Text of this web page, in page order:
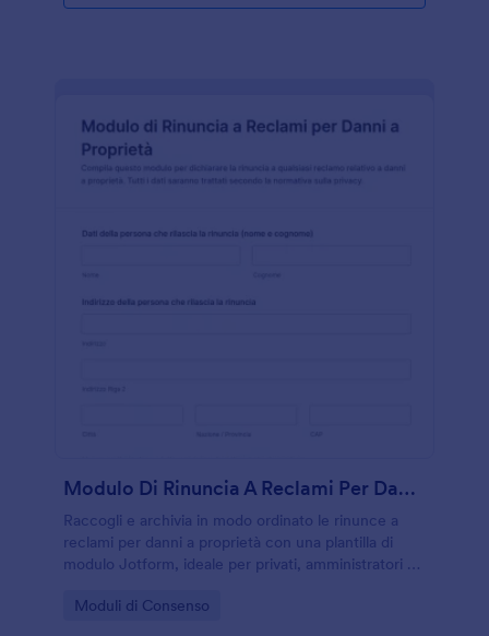
Modulo Di Rinuncia A Reclami Per Danni A Proprietà
Raccogli e archivia in modo ordinato le rinunce a
reclami per danni a proprietà con una plantilla di
modulo Jotform, ideale per privati, amministratori e
raccolta dati online.
Go to Category:
Moduli di Consenso